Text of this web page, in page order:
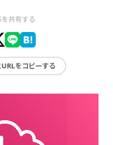
共有する
をコピーする